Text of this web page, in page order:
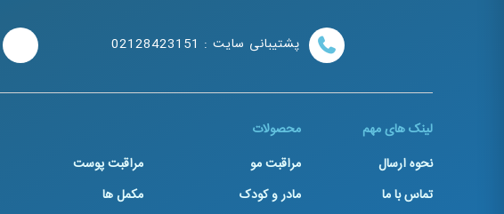
پشتیبانی سایت : 02128423151
لینک های مهم
نحوه ارسال
تماس با ما
محصولات
مراقبت مو
مراقبت پوست
مادر و کودک
مکمل ها